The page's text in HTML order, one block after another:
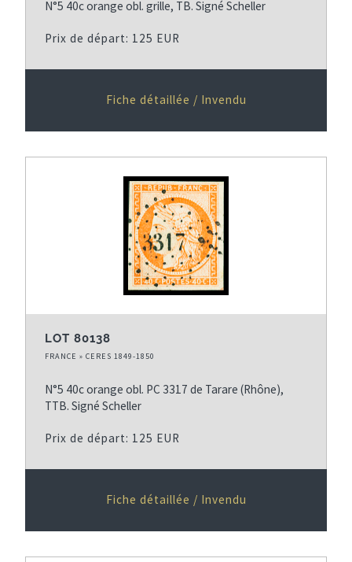
N°5 40c orange obl. grille, TB. Signé Scheller
Prix de départ: 125 EUR
Fiche détaillée / Invendu
LOT 80138
FRANCE » CERES 1849-1850
N°5 40c orange obl. PC 3317 de Tarare (Rhône),
TTB. Signé Scheller
Prix de départ: 125 EUR
Fiche détaillée / Invendu